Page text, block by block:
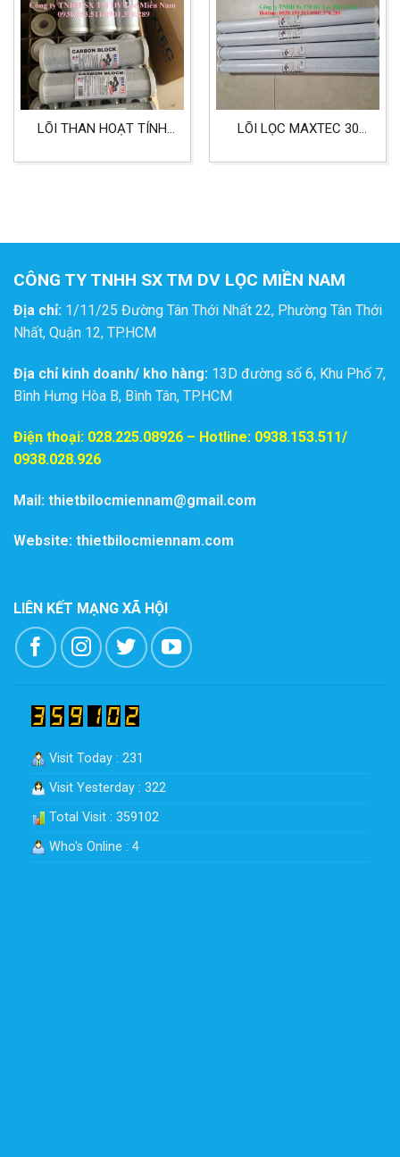
LÕI THAN HOẠT TÍNH
NƯỚC SINH HOẠT GIA
LÕI LỌC MAXTEC 30
MÙI LỌC HÓA CHẤT,
CÔNG TY TNHH SX TM DV LỌC MIỀN NAM
Địa chỉ: 1/11/25 Đường Tân Thới Nhất 22, Phường Tân Thới
Nhất, Quận 12, TP.HCM
Địa chỉ kinh doanh/ kho hàng: 13D đường số 6, Khu Phố 7,
Bình Hưng Hòa B, Bình Tân, TP.HCM
Điện thoại: 028.225.08926 – Hotline: 0938.153.511/
0938.028.926
Mail: thietbilocmiennam@gmail.com
Website: thietbilocmiennam.com
LIÊN KẾT MẠNG XÃ HỘI
Visit Today : 231
Visit Yesterday : 322
Total Visit : 359102
Who's Online : 4